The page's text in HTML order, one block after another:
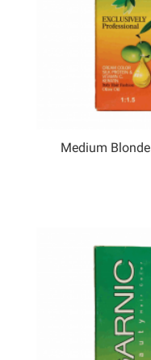
رنگ موی ریتون سری Biscuit مدل Medium Blonde